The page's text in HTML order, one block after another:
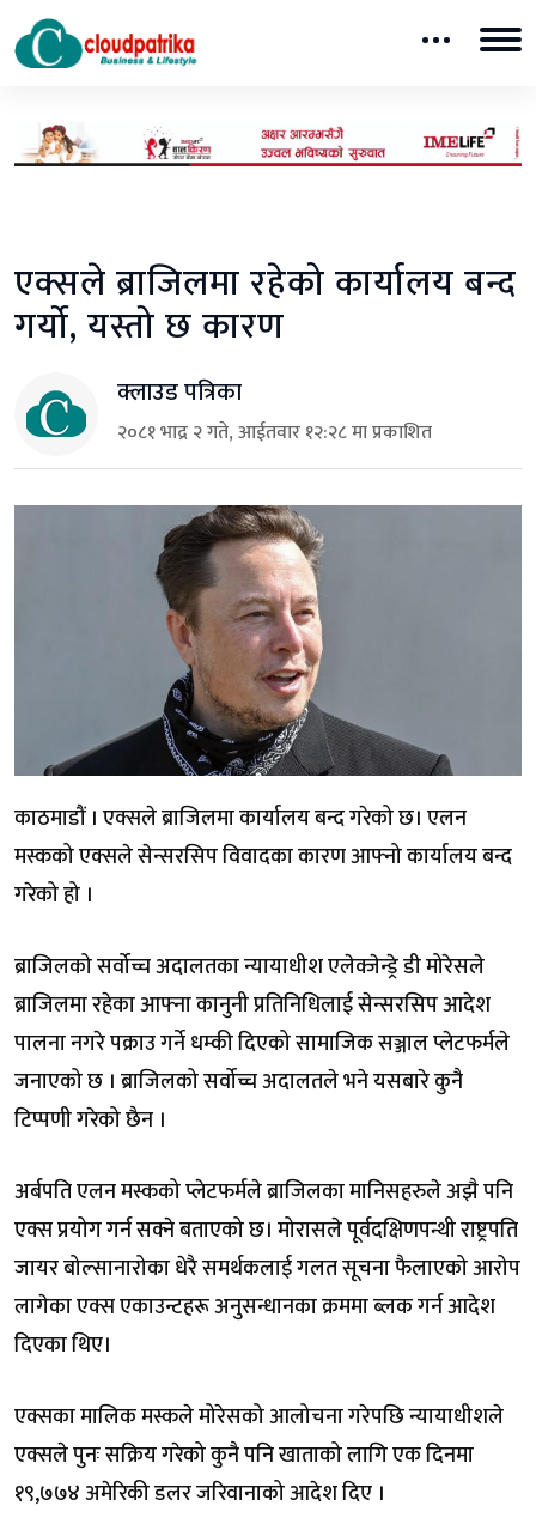
एक्सले ब्राजिलमा रहेको कार्यालय बन्द
गर्यो, यस्तो छ कारण
क्लाउड पत्रिका
२०८१ भाद्र २ गते, आईतवार १२:२८ मा प्रकाशित
काठमाडौं । एक्सले ब्राजिलमा कार्यालय बन्द गरेको छ। एलन
मस्कको एक्सले सेन्सरसिप विवादका कारण आफ्नो कार्यालय बन्द
गरेको हो ।
ब्राजिलको सर्वोच्च अदालतका न्यायाधीश एलेक्जेन्ड्रे डी मोरेसले
ब्राजिलमा रहेका आफ्ना कानुनी प्रतिनिधिलाई सेन्सरसिप आदेश
पालना नगरे पक्राउ गर्ने धम्की दिएको सामाजिक सञ्जाल प्लेटफर्मले
जनाएको छ । ब्राजिलको सर्वोच्च अदालतले भने यसबारे कुनै
टिप्पणी गरेको छैन ।
अर्बपति एलन मस्कको प्लेटफर्मले ब्राजिलका मानिसहरुले अझै पनि
एक्स प्रयोग गर्न सक्ने बताएको छ। मोरासले पूर्वदक्षिणपन्थी राष्ट्रपति
जायर बोल्सानारोका धेरै समर्थकलाई गलत सूचना फैलाएको आरोप
लागेका एक्स एकाउन्टहरू अनुसन्धानका क्रममा ब्लक गर्न आदेश
दिएका थिए।
एक्सका मालिक मस्कले मोरेसको आलोचना गरेपछि न्यायाधीशले
एक्सले पुनः सक्रिय गरेको कुनै पनि खाताको लागि एक दिनमा
१९,७७४ अमेरिकी डलर जरिवानाको आदेश दिए ।